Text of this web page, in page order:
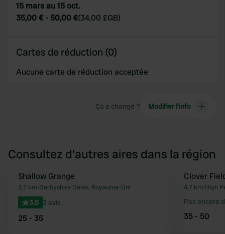
15 mars au 15 oct.
35,00 € - 50,00 €(34,00 £GB)
Cartes de réduction (0)
Aucune carte de réduction acceptée
Ça a changé ? Modifier l’info
Consultez d'autres aires dans la région
Préféré
Shallow Grange
3,7 km•Derbyshire Dales, Royaume-Uni
3.5 3 avis
25 - 35
Clover
4,7 km•High
Pas encore
35 - 50